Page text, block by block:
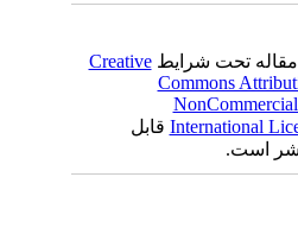
تحت شرایطCreative
Commons
Internationalقابل
است.